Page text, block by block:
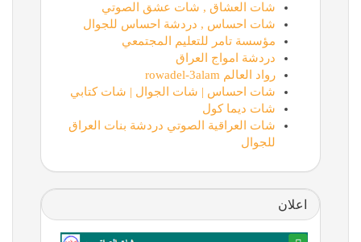
شات العشاق , شات عشق الصوتي
شات احساس , دردشة احساس للجوال
مؤسسة تامر للتعليم المجتمعي
دردشة امواج العراق
رواد العالم rowadel-3alam
شات احساس | شات الجوال | شات كتابي
شات ديما كول
شات العراقية الصوتي دردشة بنات العراق
للجوال
اعلان